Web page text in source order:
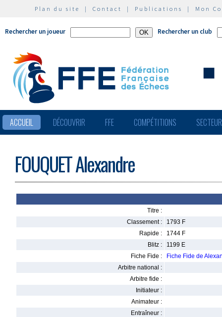
Plan du site | Contact | Publications | Mon
Rechercher un joueur Rechercher un club
ACCUEIL DÉCOUVRIR FFE COMPÉTITIONS
FOUQUET Alexandre
Titre :
Classement :
1793 F
Rapide :
1744 F
Blitz :
1199 E
Fiche Fide :
Fiche Fide de
Arbitre national :
Arbitre fide :
Initiateur :
Animateur :
Entraîneur :